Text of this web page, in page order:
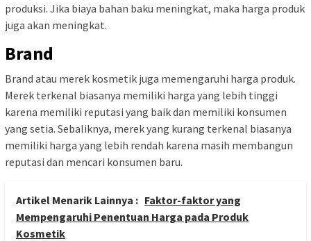
produksi. Jika biaya bahan baku meningkat, maka harga produk
juga akan meningkat.
Brand
Brand atau merek kosmetik juga memengaruhi harga produk.
Merek terkenal biasanya memiliki harga yang lebih tinggi
karena memiliki reputasi yang baik dan memiliki konsumen
yang setia. Sebaliknya, merek yang kurang terkenal biasanya
memiliki harga yang lebih rendah karena masih membangun
reputasi dan mencari konsumen baru.
Artikel Menarik Lainnya : Faktor-faktor yang
Mempengaruhi Penentuan Harga pada Produk
Kosmetik